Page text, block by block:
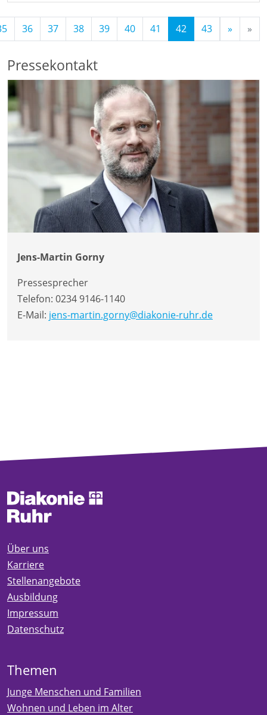
36 37 38 39 40 41 42 (Standort)
43 » »
Pressekontakt
Jens-Martin Gorny
Pressesprecher
Telefon: 0234 9146-1140
E-Mail: jens-martin.gorny@diakonie-ruhr.de
Über uns
Karriere
Stellenangebote
Ausbildung
Impressum
Datenschutz
Themen
Junge Menschen und Familien
Wohnen und Leben im Alter